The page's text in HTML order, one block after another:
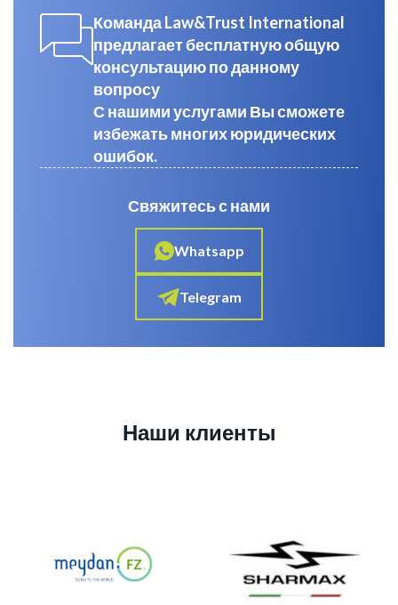
Команда Law&Trust International
предлагает бесплатную общую
консультацию по данному
вопросу
С нашими услугами Вы сможете
избежать многих юридических
ошибок.
Свяжитесь с нами
Whatsapp
Telegram
Наши клиенты